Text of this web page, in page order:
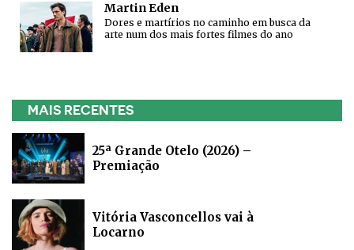
Martin Eden
Dores e martírios no caminho em busca da
arte num dos mais fortes filmes do ano
MAIS RECENTES
25ª Grande Otelo (2026) –
Premiação
Vitória Vasconcellos vai à
Locarno